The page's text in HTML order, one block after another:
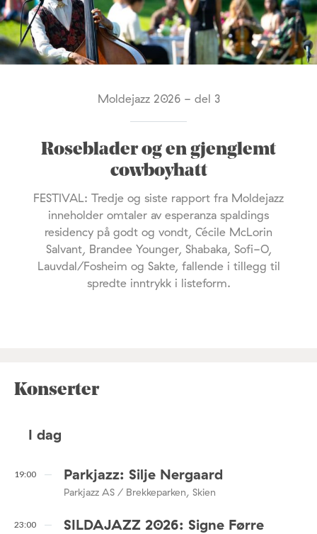
Moldejazz 2026 - del 3
Roseblader og en gjenglemt
cowboyhatt
FESTIVAL: Tredje og siste rapport fra Moldejazz
inneholder omtaler av esperanza spaldings
residency på godt og vondt, Cécile McLorin
Salvant, Brandee Younger, Shabaka, Sofi-O,
Lauvdal/Fosheim og Sakte, fallende i tillegg til
spredte inntrykk i listeform.
Konserter
I dag
19:00 Parkjazz: Silje Nergaard
Parkjazz AS / Brekkeparken, Skien
23:00
SILDAJAZZ 2026: Signe Førre